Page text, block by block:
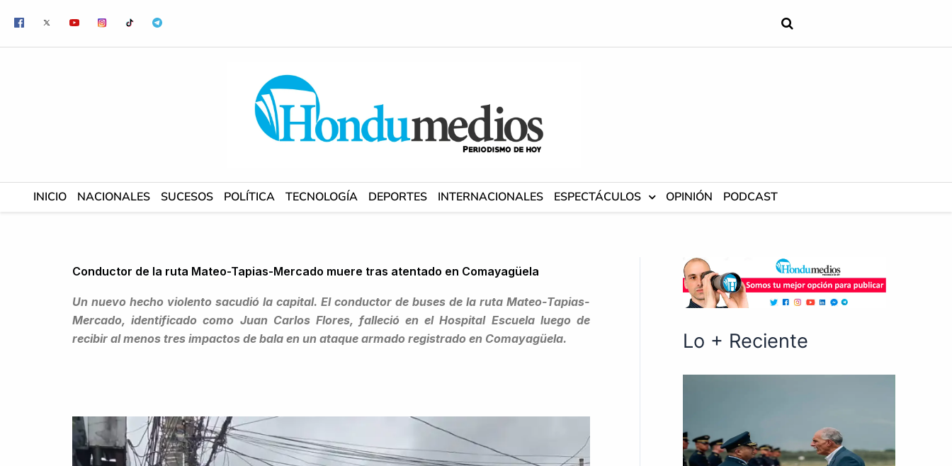
contenido
INICIO NACIONALES SUCESOS POLÍTICA TECNOLOGÍA DEPORTES INTERNACIONALES ESPECTÁCULOS OPINIÓN PODCAST
Conductor de la ruta Mateo-Tapias-Mercado muere tras atentado en Comayagüela
Un nuevo hecho violento sacudió la capital. El conductor de buses de la ruta Mateo-Tapias-
Mercado, identificado como Juan Carlos Flores, falleció en el Hospital Escuela luego de
recibir al menos tres impactos de bala en un ataque armado registrado en Comayagüela.
Lo + Reciente